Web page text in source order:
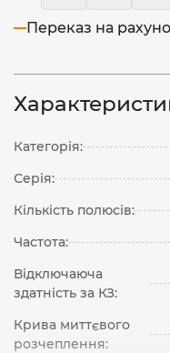
Переказ на
Категорія:
Серія:
Кількість полюсів:
Частота:
Відключаюча
здатність за КЗ:
Крива миттєвого
розчеплення: